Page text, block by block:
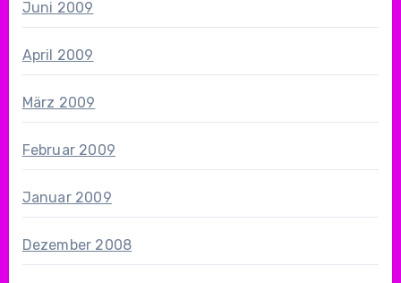
Juni 2009
April 2009
März 2009
Februar 2009
Januar 2009
Dezember 2008